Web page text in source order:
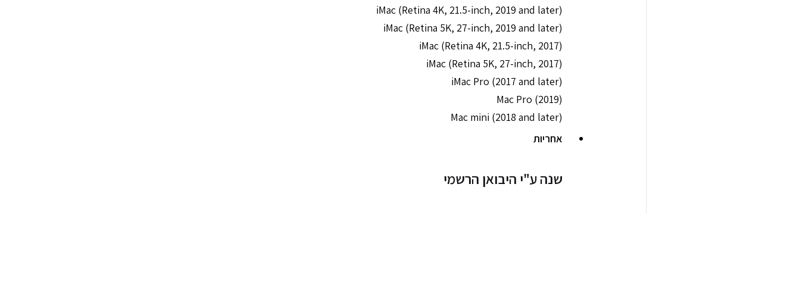
(iMac (Retina 4K, 21.5-inch, 2019 and later
(iMac (Retina 5K, 27-inch, 2019 and later
(iMac (Retina 4K, 21.5-inch, 2017
(iMac (Retina 5K, 27-inch, 2017
(iMac Pro (2017 and later
(Mac Pro (2019
(Mac mini (2018 and later
אחריות
שנה ע"י היבואן הרשמי